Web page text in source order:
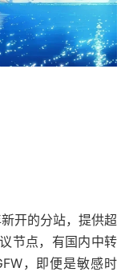
开的分站，提供超
节点，有国内中转
，即便是敏感时